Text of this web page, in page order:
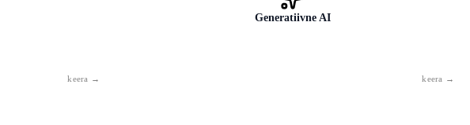
Generatiivne AI